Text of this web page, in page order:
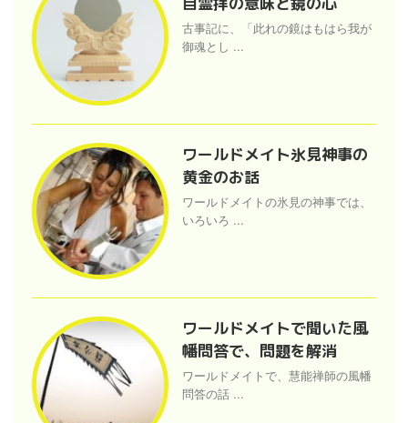
古事記に、「此れの鏡はもはら我が
御魂とし ...
ワールドメイト氷見神事の
黄金のお話
ワールドメイトの氷見の神事では、
いろいろ ...
ワールドメイトで聞いた風
幡問答で、問題を解消
ワールドメイトで、慧能禅師の風幡
問答の話 ...